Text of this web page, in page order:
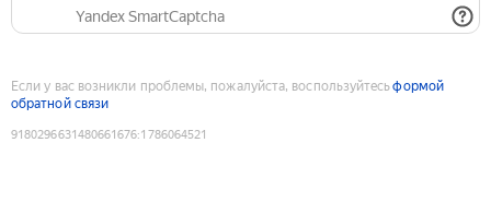
Yandex SmartCaptcha
Если у вас возникли проблемы, пожалуйста, воспользуйтесьформой
обратной связи
9180296631480661676:1786064521